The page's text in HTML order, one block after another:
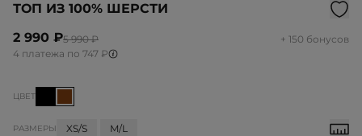
ТОП ИЗ 100% ШЕРСТИ
2 990 ₽5 990 ₽
+ 150 бонусов
4 платежа по 747 ₽
ЦВЕТ
РАЗМЕРЫ XS/S M/L